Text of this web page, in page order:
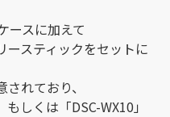
ースに加えて
ースティックをセットに
されており、
もしくは「DSC-WX10」